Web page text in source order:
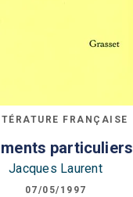
FRANÇAISE
particuliers
Jacques Laurent
07/05/1997